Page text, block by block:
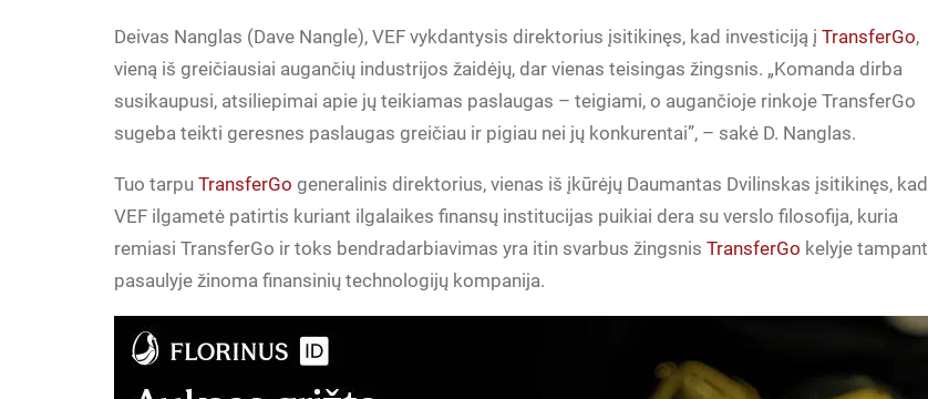
Deivas Nanglas (Dave Nangle), VEF vykdantysis direktorius įsitikinęs, kad investiciją įTransferGo,
vieną iš greičiausiai augančių industrijos žaidėjų, dar vienas teisingas žingsnis. „Komanda dirba
susikaupusi, atsiliepimai apie jų teikiamas paslaugas – teigiami, o augančioje rinkoje TransferGo
sugeba teikti geresnes paslaugas greičiau ir pigiau nei jų konkurentai”, – sakė D. Nanglas.
Tuo tarpuTransferGo generalinis direktorius, vienas iš įkūrėjų Daumantas Dvilinskas įsitikinęs, kad
VEF ilgametė patirtis kuriant ilgalaikes finansų institucijas puikiai dera su verslo filosofija, kuria
remiasi TransferGo ir toks bendradarbiavimas yra itin svarbus žingsnisTransferGo kelyje tampant
pasaulyje žinoma finansinių technologijų kompanija.